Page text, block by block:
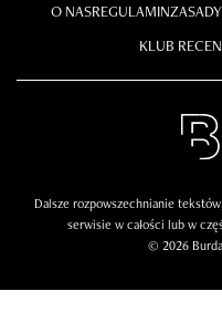
O NASREGULAMIN
KLUB
Dalsze rozpowszechnianie
serwisie w całości lub w
© 2026